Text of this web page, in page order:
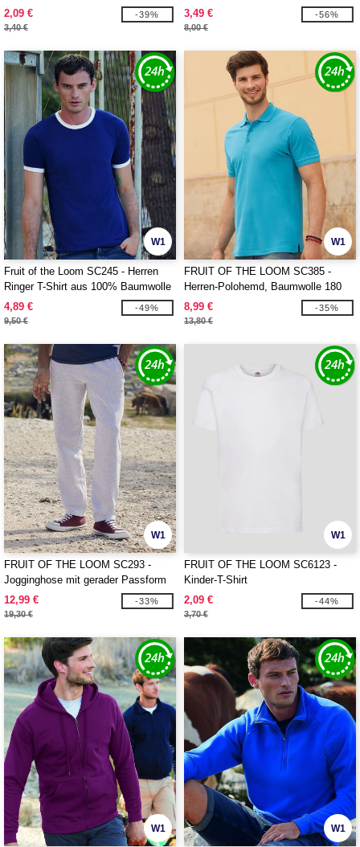
2,09 €
3,40 €
-39%
3,49 €
8,00 €
-56%
W1
Fruit of the Loom SC245 - Herren
Ringer T-Shirt aus 100% Baumwolle
4,89 €
9,50 €
-49%
W1
FRUIT OF THE LOOM SC385 -
Herren-Polohemd, Baumwolle 180
8,99 €
13,80 €
-35%
W1
FRUIT OF THE LOOM SC293 -
Jogginghose mit gerader Passform
für Herren
12,99 €
19,30 €
-33%
W1
FRUIT OF THE LOOM SC6123 -
Kinder-T-Shirt
2,09 €
3,70 €
-44%
W1 W1